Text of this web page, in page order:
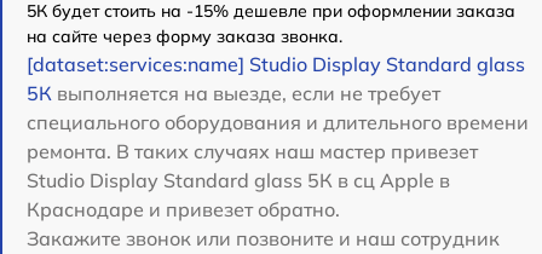
5К будет стоить на -15% дешевле при оформлении заказа
на сайте через форму заказа звонка.
[dataset:services:name] Studio Display Standard glass
5К выполняется на выезде, если не требует
специального оборудования и длительного времени
ремонта. В таких случаях наш мастер привезет
Studio Display Standard glass 5К в сц Apple в
Краснодаре и привезет обратно.
Закажите звонок или позвоните и наш сотрудник